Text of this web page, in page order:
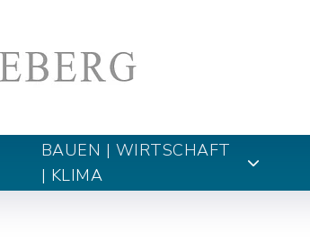
BAUEN | WIRTSCHAFT
| KLIMA